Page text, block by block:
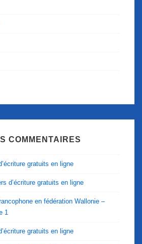
COMMENTAIRES
gratuits en ligne
d’écriture gratuits en ligne
en fédération Wallonie –
1
gratuits en ligne